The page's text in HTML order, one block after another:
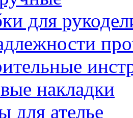
для
накладки
для ателье